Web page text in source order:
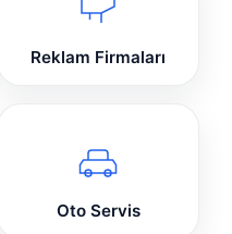
Reklam Firmaları
Oto Servis